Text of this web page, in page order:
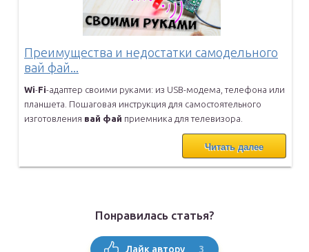
Преимущества и недостатки самодельного
вай фай...
Wi-Fi-адаптер своими руками: из USB-модема, телефона или
планшета. Пошаговая инструкция для самостоятельного
изготовления вай фай приемника для телевизора.
Читать далее
Понравилась статья?
Лайк автору 3